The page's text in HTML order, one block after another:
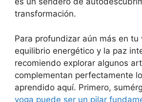
transformación.
Para profundizar aún más en tu
equilibrio energético y la paz
recomiendo explorar algunos
complementan perfectamente
aprendido aquí. Primero,
yoga puede ser un pilar